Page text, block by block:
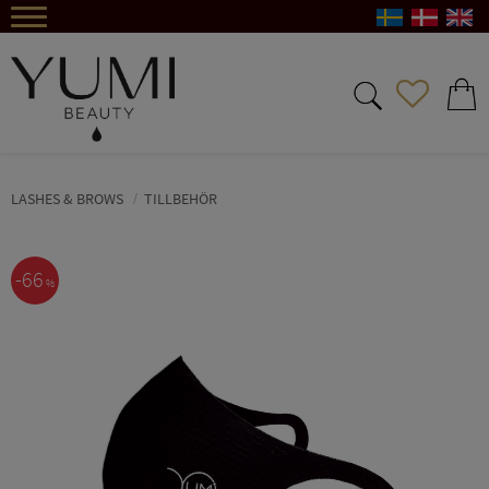
LASHES & BROWS TILLBEHÖR
66 %